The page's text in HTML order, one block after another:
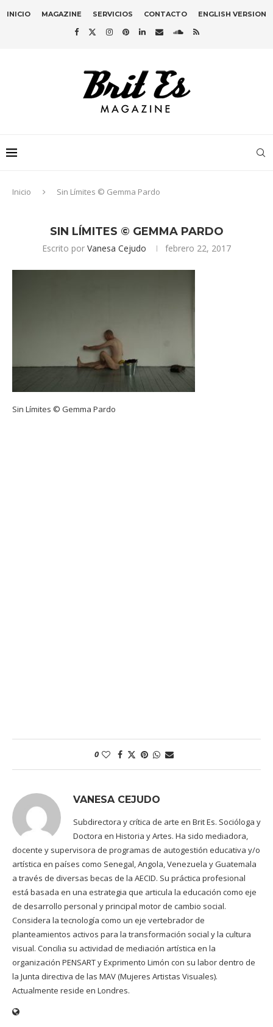
INICIO MAGAZINE SERVICIOS CONTACTO ENGLISH VERSION
Inicio Sin Límites © Gemma Pardo
SIN LÍMITES © GEMMA PARDO
Escrito por Vanesa Cejudo febrero 22, 2017
Sin Límites © Gemma Pardo
0
VANESA CEJUDO
Subdirectora y crítica de arte en Brit Es. Socióloga y
Doctora en Historia y Artes. Ha sido mediadora,
docente y supervisora de programas de autogestión educativa y/o
artística en países como Senegal, Angola, Venezuela y Guatemala
a través de diversas becas de la AECID. Su práctica profesional
está basada en una estrategia que articula la educación como eje
de desarrollo personal y principal motor de cambio social.
Considera la tecnología como un eje vertebrador de
planteamientos activos para la transformación social y la cultura
visual. Concilia su actividad de mediación artística en la
organización PENSART y Exprimento Limón con su labor dentro de
la Junta directiva de las MAV (Mujeres Artistas Visuales).
Actualmente reside en Londres.